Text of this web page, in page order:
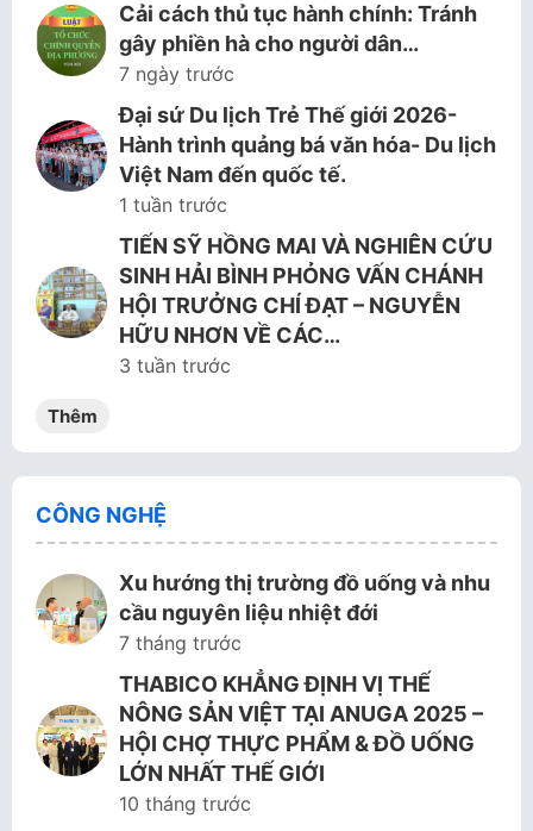
Cải cách thủ tục hành chính: Tránh
gây phiền hà cho người dân…
7 ngày trước
Đại sứ Du lịch Trẻ Thế giới 2026-
Hành trình quảng bá văn hóa- Du lịch
Việt Nam đến quốc tế.
1 tuần trước
TIẾN SỸ HỒNG MAI VÀ NGHIÊN CỨU
SINH HẢI BÌNH PHỎNG VẤN CHÁNH
HỘI TRƯỞNG CHÍ ĐẠT – NGUYỄN
HỮU NHƠN VỀ CÁC…
3 tuần trước
Thêm
CÔNG NGHỆ
Xu hướng thị trường đồ uống và nhu
cầu nguyên liệu nhiệt đới
7 tháng trước
THABICO KHẲNG ĐỊNH VỊ THẾ
NÔNG SẢN VIỆT TẠI ANUGA 2025 –
HỘI CHỢ THỰC PHẨM & ĐỒ UỐNG
LỚN NHẤT THẾ GIỚI
10 tháng trước